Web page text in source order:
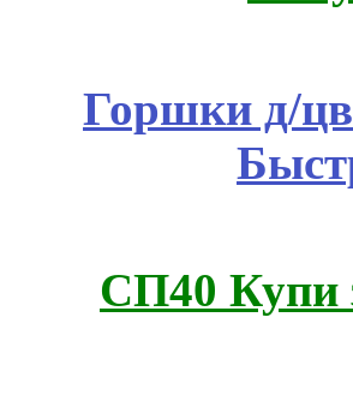
Горшки д/
СП40 Купи